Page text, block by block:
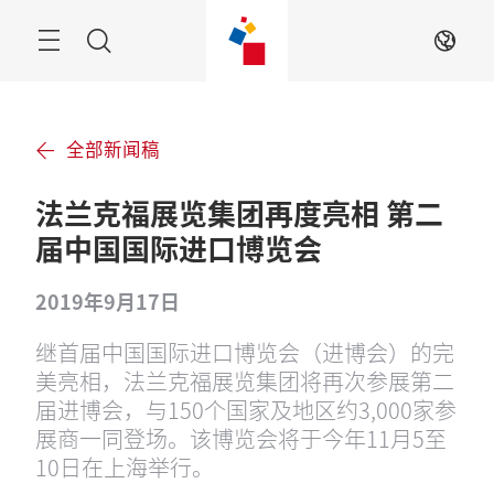
ZH
全部新闻稿
法兰克福展览集团再度亮相 第二
届中国国际进口博览会
2019年9月17日
继首届中国国际进口博览会（进博会）的完
美亮相，法兰克福展览集团将再次参展第二
届进博会，与150个国家及地区约3,000家参
展商一同登场。该博览会将于今年11月5至
10日在上海举行。